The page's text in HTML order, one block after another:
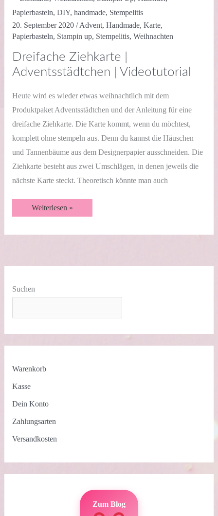
20. September 2020 /Advent, Handmade, Karte,
Papierbasteln, Stampin up, Stempelitis, Weihnachten
Dreifache Ziehkarte |
Adventsstädtchen | Videotutorial
Heute wird es wieder etwas weihnachtlich mit dem
Produktpaket Adventsstädtchen und der Anleitung für eine
dreifache Ziehkarte. Die Karte kommt, wenn du möchtest,
komplett ohne stempeln aus. Denn du kannst die Häuschen
und Tannenbäume aus dem Designerpapier ausschneiden. Die
Ziehkarte besteht aus zwei Umschlägen, in denen jeweils die
nächste Karte steckt. Theoretisch könnte man auch
Dreifache
Ziehkarte
Weiterlesen »
Suchen
Warenkorb
Kasse
Dein Konto
Zahlungsarten
Versandkosten
Zum Blog